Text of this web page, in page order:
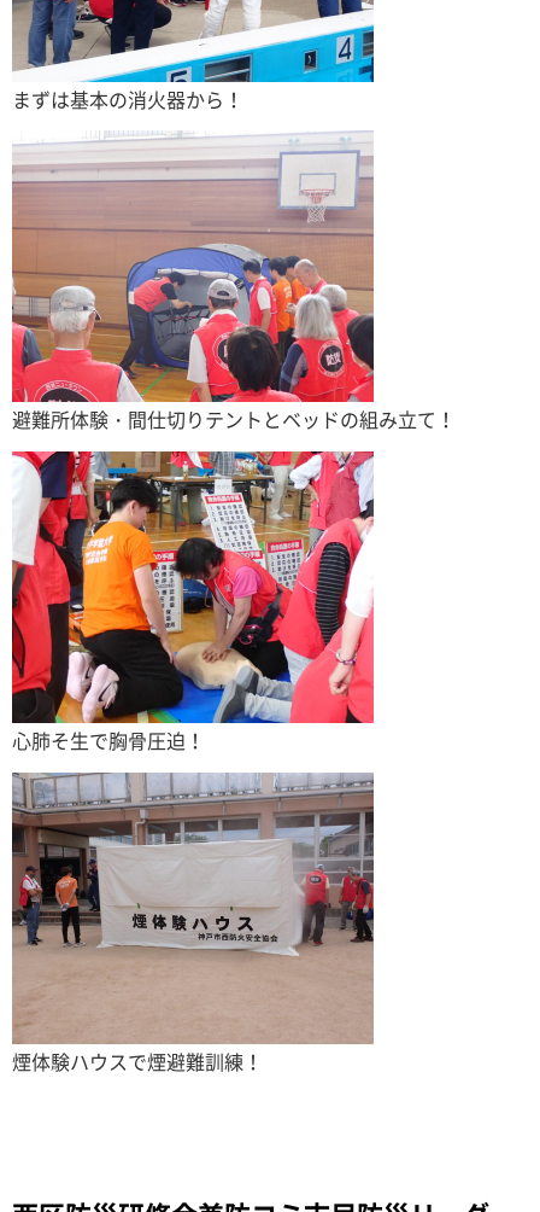
まずは基本の消火器から！
避難所体験・間仕切りテントとベッドの組み立て！
心肺そ生で胸骨圧迫！
煙体験ハウスで煙避難訓練！